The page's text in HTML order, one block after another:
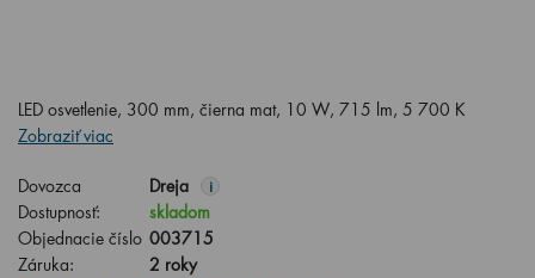
LED osvetlenie, 300 mm, čierna mat, 10 W, 715 lm, 5 700 K
Zobraziť viac
Dovozca Dreja i
Dostupnosť:
skladom
Objednacie číslo 003715
Záruka:
2 roky